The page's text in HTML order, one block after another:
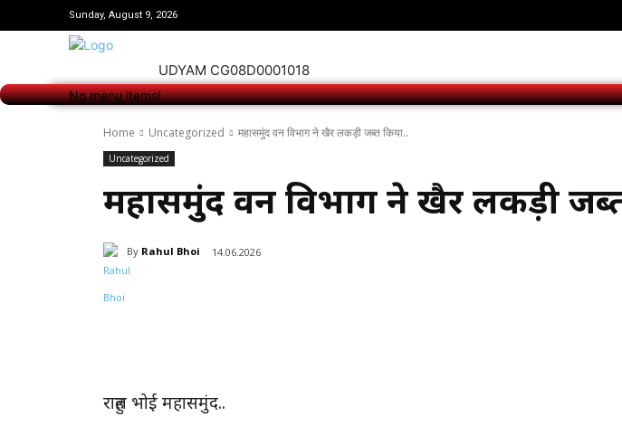
Sunday, August 9, 2026
UDYAM CG08D0001018
No menu items!
Home Uncategorized महासमुंद वन विभाग ने खैर लकड़ी जब्त किया..
Uncategorized
महासमुंद वन विभाग ने खैर लकड़ी
By Rahul Bhoi 14.06.2026
राहुल भोई महासमुंद..